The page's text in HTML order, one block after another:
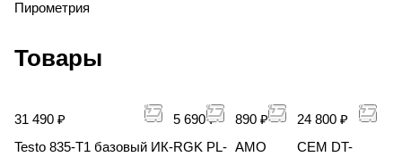
Пирометрия
Товары
31 490 ₽
Testo 835-T1 базовый ИК-
5 690 ₽
RGK PL-
890 ₽
AMO
24 800 ₽
CEM DT-